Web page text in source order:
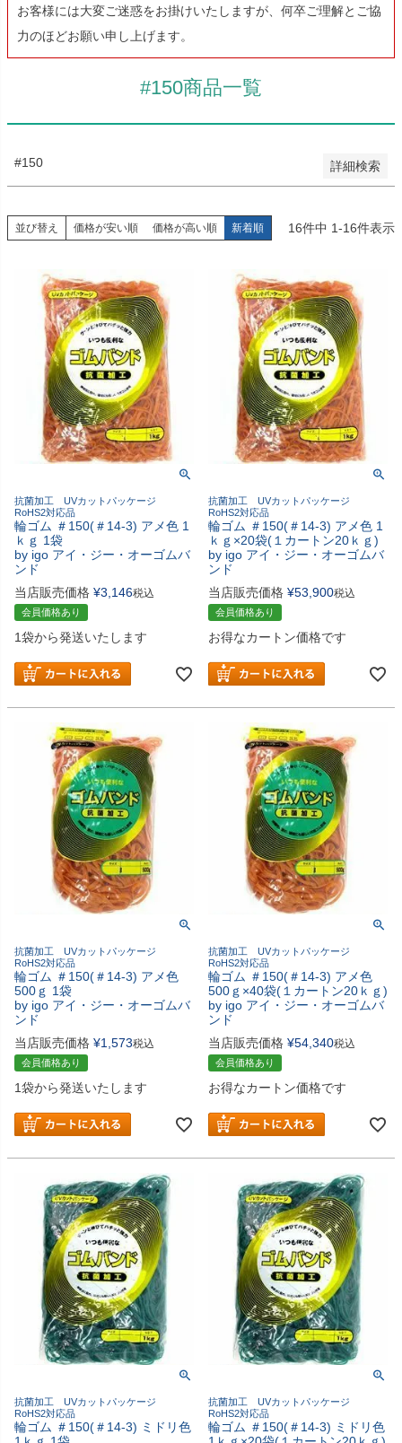
お客様には大変ご迷惑をお掛けいたしますが、何卒ご理解とご協
力のほどお願い申し上げます。
#150商品一覧
#150 詳細検索
価格が安い順
価格が高い順
キーワードヒット順
検索
並び替え 価格が安い順 価格が高い順 新着順 16件中 1-16件表示
抗菌加工 UVカットパッケージ
RoHS2対応品
輪ゴム ＃150(＃14-3) アメ色 1
ｋｇ 1袋
by igo アイ・ジー・オーゴムバ
ンド
当店販売価格 ¥3,146税込
会員価格あり
1袋から発送いたします
抗菌加工 UVカットパッケージ
RoHS2対応品
輪ゴム ＃150(＃14-3) アメ色 1
ｋｇ×20袋(１カートン20ｋｇ)
by igo アイ・ジー・オーゴムバ
ンド
当店販売価格 ¥53,900税込
会員価格あり
お得なカートン価格です
抗菌加工 UVカットパッケージ
RoHS2対応品
輪ゴム ＃150(＃14-3) アメ色
500ｇ 1袋
by igo アイ・ジー・オーゴムバ
ンド
当店販売価格 ¥1,573税込
会員価格あり
1袋から発送いたします
抗菌加工 UVカットパッケージ
RoHS2対応品
輪ゴム ＃150(＃14-3) アメ色
500ｇ×40袋(１カートン20ｋｇ)
by igo アイ・ジー・オーゴムバ
ンド
当店販売価格 ¥54,340税込
会員価格あり
お得なカートン価格です
抗菌加工 UVカットパッケージ
RoHS2対応品
輪ゴム ＃150(＃14-3) ミドリ色
抗菌加工 UVカットパッケージ
RoHS2対応品
輪ゴム ＃150(＃14-3) ミドリ色